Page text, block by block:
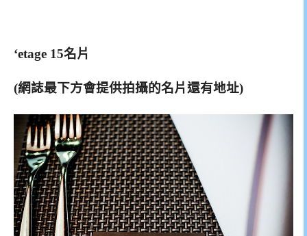
‘etage 15名片
(網誌最下方會提供拍攝的名片還有地址)